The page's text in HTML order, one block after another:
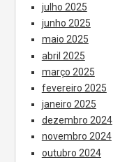
julho 2025
junho 2025
maio 2025
abril 2025
março 2025
fevereiro 2025
janeiro 2025
dezembro 2024
novembro 2024
outubro 2024